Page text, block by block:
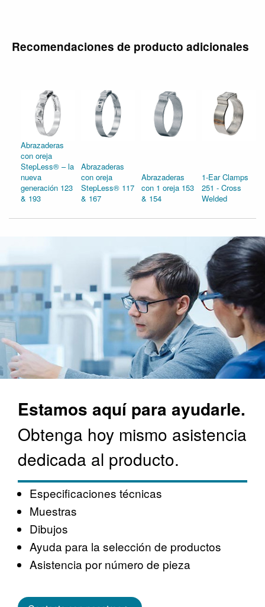
Recomendaciones de producto adicionales
Abrazaderas
con oreja
StepLess® – la
nueva
generación 123
& 193
Abrazaderas
con oreja
StepLess® 117
& 167
Abrazaderas
con 1 oreja 153
& 154
1-Ear Clamps
251 - Cross
Welded
Estamos aquí para ayudarle.
Obtenga hoy mismo asistencia
dedicada al producto.
Especificaciones técnicas
Muestras
Dibujos
Ayuda para la selección de productos
Asistencia por número de pieza